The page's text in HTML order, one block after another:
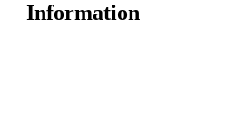
Information